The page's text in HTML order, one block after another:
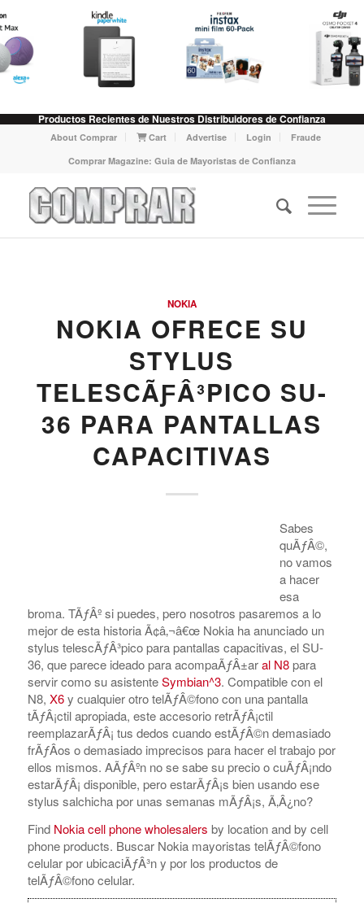
Productos Recientes de Nuestros Distribuidores de Confianza
About Comprar Cart Advertise Login
Fraude
Comprar Magazine: Guia de Mayoristas de Confianza
NOKIA
NOKIA OFRECE SU
STYLUS
TELESCÃƑÂ³PICO SU-
36 PARA PANTALLAS
CAPACITIVAS
Sabes
quÃƒÂ©,
no vamos
a hacer
esa
broma. TÃƒÂº si puedes, pero nosotros pasaremos a lo
mejor de esta historia Ã¢â‚¬â€œ Nokia ha anunciado un
stylus telescÃƒÂ³pico para pantallas capacitivas, el SU-
36, que parece ideado para acompaÃƒÂ±aral N8para
servir como su asistenteSymbian^3. Compatible con el
N8, X6y cualquier otro telÃƒÂ©fono con una pantalla
tÃƒÂ¡ctil apropiada, este accesorio retrÃƒÂ¡ctil
reemplazarÃƒÂ¡ tus dedos cuando estÃƒÂ©n demasiado
frÃƒÂ­os o demasiado imprecisos para hacer el trabajo por
ellos mismos. AÃƒÂºn no se sabe su precio o cuÃƒÂ¡ndo
estarÃƒÂ¡ disponible, pero estarÃƒÂ¡s bien usando ese
stylus salchicha por unas semanas mÃƒÂ¡s, Ã‚Â¿no?
Find Nokia cell phone wholesalers by location and by cell
phone products. Buscar Nokia mayoristas telÃƒÂ©fono
celular por ubicaciÃƒÂ³n y por los productos de
telÃƒÂ©fono celular.